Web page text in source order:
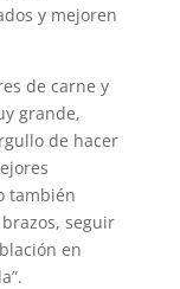
y mejoren
de carne y
grande,
de hacer
también
seguir
en